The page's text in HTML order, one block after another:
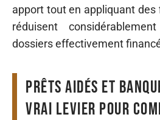
apport tout en appliquant des
réduisent
dossiers effectivement
Prêts aidés et
vrai levier pour